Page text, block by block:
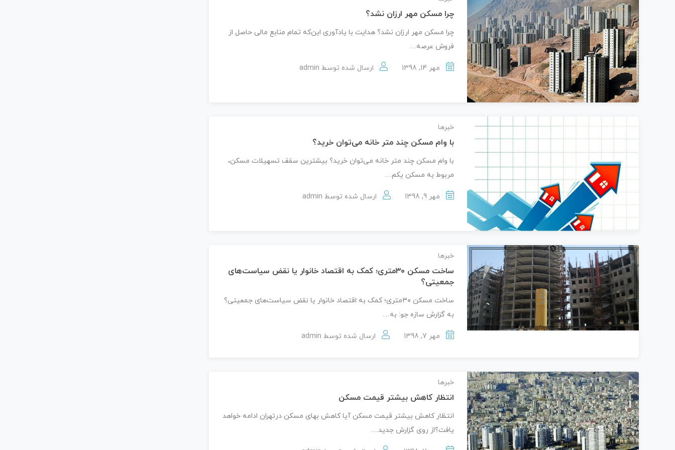
چرا مسکن مهر ارزان نشد؟
چرا مسکن مهر ارزان نشد؟ هدایت با یادآوری این‌که تمام منابع مالی حاصل از
فروش عرصه…
مهر 14, 1398 ارسال شده توسط admin
خبرها
با وام مسکن چند متر خانه می‌توان خرید؟
با وام مسکن چند متر خانه می‌توان خرید؟ بیشترین سقف تسهیلات مسکن،
مربوط به مسکن یکم…
مهر 9, 1398 ارسال شده توسط admin
خبرها
ساخت مسکن ۳۰متری؛ کمک به اقتصاد خانوار یا نقض سیاست‌های
جمعیتی؟
ساخت مسکن ۳۰متری؛ کمک به اقتصاد خانوار یا نقض سیاست‌های جمعیتی؟
به گزارش سازه جو: به…
مهر 7, 1398 ارسال شده توسط admin
خبرها
انتظار کاهش بیشتر قیمت مسکن
انتظار کاهش بیشتر قیمت مسکن آیا کاهش بهای مسکن درتهران ادامه خواهد
یافت؟از روی گزارش جدید…